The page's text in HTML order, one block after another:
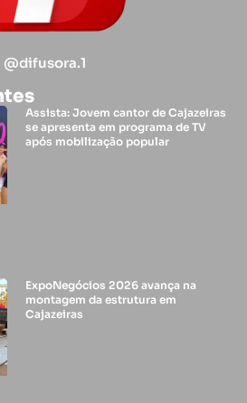
@difusora.1
Assista: Jovem cantor de Cajazeiras
se apresenta em programa de TV
após mobilização popular
ExpoNegócios 2026 avança na
montagem da estrutura em
Cajazeiras